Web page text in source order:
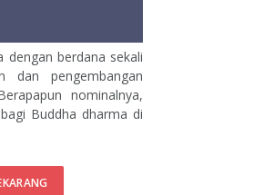
dengan berdana sekali
dan pengembangan
nominalnya,
Buddha dharma di